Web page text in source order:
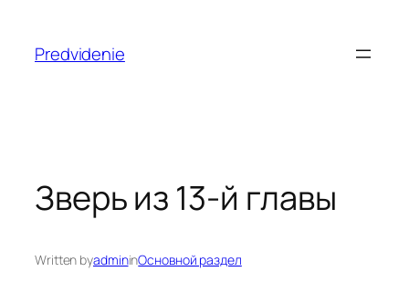
content
Predvidenie
Зверь из 13-й главы
Written byadmininОсновной раздел